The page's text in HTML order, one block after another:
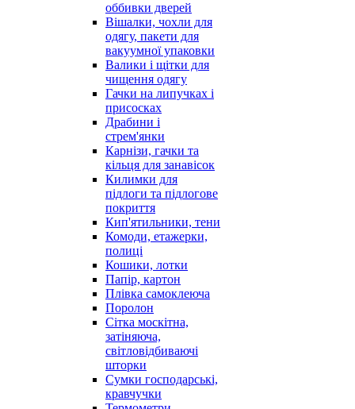
оббивки дверей
Вішалки, чохли для
одягу, пакети для
вакуумної упаковки
Валики і щітки для
чищення одягу
Гачки на липучках і
присосках
Драбини і
стрем'янки
Карнізи, гачки та
кільця для занавісок
Килимки для
підлоги та підлогове
покриття
Кип'ятильники, тени
Комоди, етажерки,
полиці
Кошики, лотки
Папір, картон
Плівка самоклеюча
Поролон
Сітка москітна,
затіняюча,
світловідбиваючі
шторки
Сумки господарські,
кравчучки